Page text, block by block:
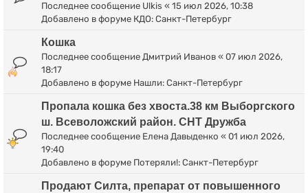
Последнее сообщение Ulkis « 15 июл 2026, 10:38
Добавлено в форуме КДО: Санкт-Петербург
Кошка
Последнее сообщение Дмитрий Иванов « 07 июл 2026,
18:17
Добавлено в форуме Нашли: Санкт-Петербург
Пропала кошка без хвоста.38 км Выборгского
ш. Всеволожский район. СНТ Дружба
Последнее сообщение Елена Давыденко « 01 июл 2026,
19:40
Добавлено в форуме Потеряли!: Санкт-Петербург
Продают Силта, препарат от повышенного